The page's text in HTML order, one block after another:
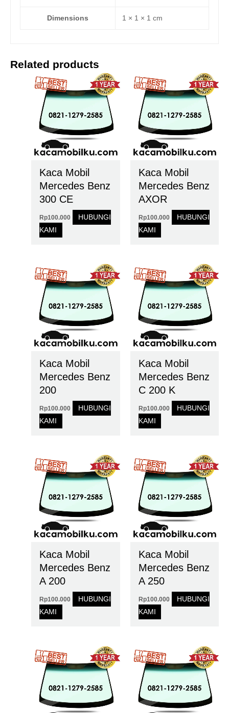
Dimensions 1 × 1 × 1 cm
Related products
Kaca Mobil
Mercedes Benz
300 CE
Rp100.000
HUBUNGI
KAMI
Kaca Mobil
Mercedes Benz
AXOR
Rp100.000
HUBUNGI
KAMI
Kaca Mobil
Mercedes Benz
200
Rp100.000
HUBUNGI
KAMI
Kaca Mobil
Mercedes Benz
C 200 K
Rp100.000
HUBUNGI
KAMI
Kaca Mobil
Mercedes Benz
A 200
Rp100.000
HUBUNGI
KAMI
Kaca Mobil
Mercedes Benz
A 250
Rp100.000
HUBUNGI
KAMI